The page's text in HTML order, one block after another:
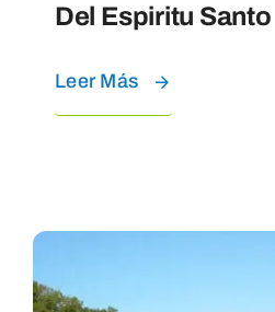
Del Espiritu Santo
Leer Más